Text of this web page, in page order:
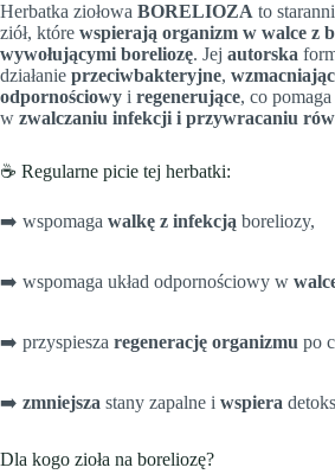
Herbatka ziołowa BORELIOZA to
ziół, które wspierają organizm w walce z
wywołującymi boreliozę. Jej autorska
działanie przeciwbakteryjne,
odpornościowy i regenerujące, co
w zwalczaniu infekcji i przywracaniu
☕ Regularne picie tej herbatki:
➡️ wspomaga walkę z infekcją boreliozy,
➡️ wspomaga układ odpornościowy w
➡️ przyspiesza regenerację organizmu po
➡️ zmniejsza stany zapalne i wspiera
Dla kogo zioła na boreliozę?